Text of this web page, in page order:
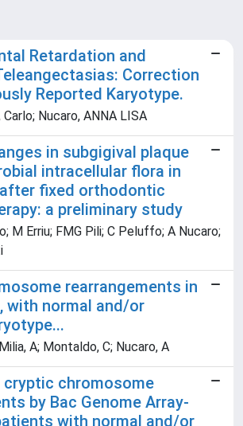
Retardation and
Correction
Reported Karyotype.
Nucaro, ANNA LISA
in subgigival plaque
intracellular flora in
fixed orthodontic
a preliminary study
M Erriu; FMG Pili; C Peluffo; A Nucaro;
rearrangements in
with normal and/or
A; Montaldo, C; Nucaro, A
chromosome
by Bac Genome Array-
with normal and/or